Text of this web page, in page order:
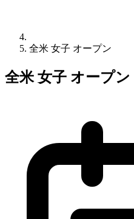
全米 女子 オープン
全米 女子 オープン